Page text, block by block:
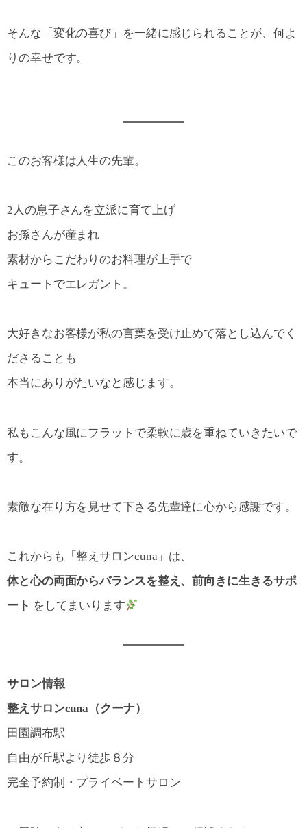
そんな「変化の喜び」を一緒に感じられることが、何よ
りの幸せです。
このお客様は人生の先輩。
2人の息子さんを立派に育て上げ
お孫さんが産まれ
素材からこだわりのお料理が上手で
キュートでエレガント。
大好きなお客様が私の言葉を受け止めて落とし込んでく
ださることも
本当にありがたいなと感じます。
私もこんな風にフラットで柔軟に歳を重ねていきたいで
す。
素敵な在り方を見せて下さる先輩達に心から感謝です。
これからも「整えサロンcuna」は、
体と心の両面からバランスを整え、前向きに生きるサポ
ート をしてまいります
サロン情報
整えサロンcuna（クーナ）
田園調布駅
自由が丘駅より徒歩８分
完全予約制・プライベートサロン